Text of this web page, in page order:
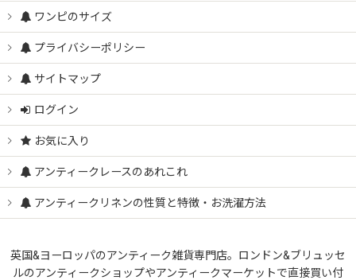
ワンピのサイズ
プライバシーポリシー
サイトマップ
ログイン
お気に入り
アンティークレースのあれこれ
アンティークリネンの性質と特徴・お洗濯方法
英国&ヨーロッパのアンティーク雑貨専門店。ロンドン&ブリュッセ
ルのアンティークショップやアンティークマーケットで直接買い付